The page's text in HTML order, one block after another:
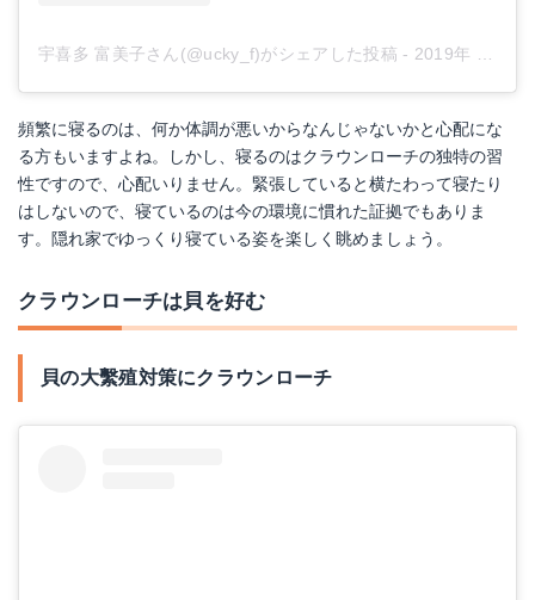
Yahoo!ショッピングで見る
宇喜多 富美子さん(@ucky_f)がシェアした投稿 - 2019年 4月月23日午前9時16分PDT
頻繁に寝るのは、何か体調が悪いからなんじゃないかと心配にな
る方もいますよね。しかし、寝るのはクラウンローチの独特の習
性ですので、心配いりません。緊張していると横たわって寝たり
はしないので、寝ているのは今の環境に慣れた証拠でもありま
す。隠れ家でゆっくり寝ている姿を楽しく眺めましょう。
クラウンローチは貝を好む
貝の大繫殖対策にクラウンローチ